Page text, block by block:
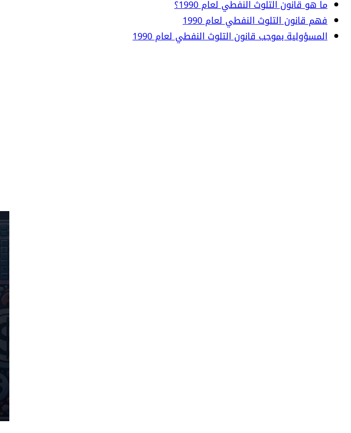
ما هو قانون التلوث النفطي لعام 1990؟
فهم قانون التلوث النفطي لعام 1990
المسؤولية بموجب قانون التلوث النفطي لعام 1990